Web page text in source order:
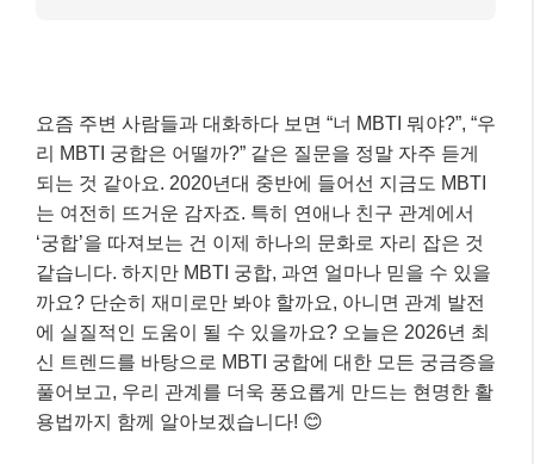
요즘 주변 사람들과 대화하다 보면 “너 MBTI 뭐야?”, “우
리 MBTI 궁합은 어떨까?” 같은 질문을 정말 자주 듣게
되는 것 같아요. 2020년대 중반에 들어선 지금도 MBTI
는 여전히 뜨거운 감자죠. 특히 연애나 친구 관계에서
‘궁합’을 따져보는 건 이제 하나의 문화로 자리 잡은 것
같습니다. 하지만 MBTI 궁합, 과연 얼마나 믿을 수 있을
까요? 단순히 재미로만 봐야 할까요, 아니면 관계 발전
에 실질적인 도움이 될 수 있을까요? 오늘은 2026년 최
신 트렌드를 바탕으로 MBTI 궁합에 대한 모든 궁금증을
풀어보고, 우리 관계를 더욱 풍요롭게 만드는 현명한 활
용법까지 함께 알아보겠습니다! 😊